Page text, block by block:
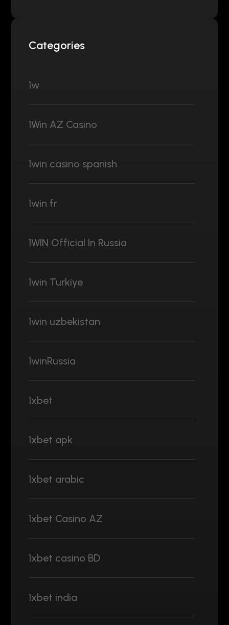
Categories
1w
1Win AZ Casino
1win casino spanish
1win fr
1WIN Official In Russia
1win Turkiye
1win uzbekistan
1winRussia
1xbet
1xbet apk
1xbet arabic
1xbet Casino AZ
1xbet casino BD
1xbet india